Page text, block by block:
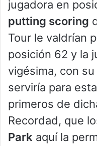
jugadora en
putting scoring
Tour le valdrían
posición 62 y la
vigésima, con
serviría para
primeros de
Recordad, que
Park aquí la